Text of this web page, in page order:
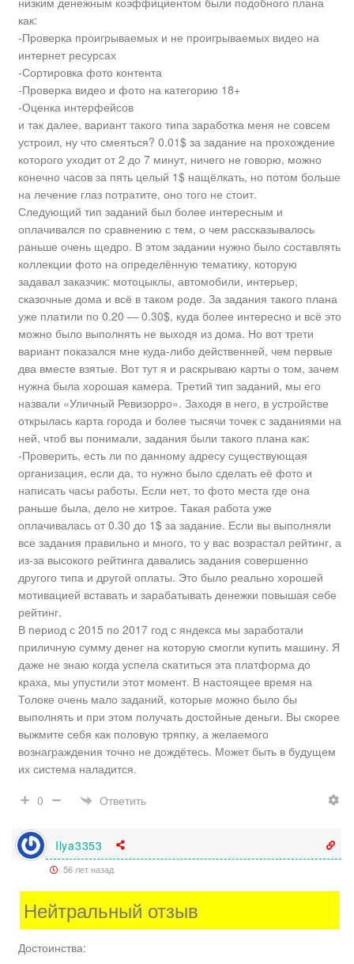
как:
-Проверка проигрываемых и не проигрываемых видео на
интернет ресурсах
-Сортировка фото контента
-Проверка видео и фото на категорию 18+
-Оценка интерфейсов
и так далее, вариант такого типа заработка меня не совсем
устроил, ну что смеяться? 0.01$ за задание на прохождение
которого уходит от 2 до 7 минут, ничего не говорю, можно
конечно часов за пять целый 1$ нащёлкать, но потом больше
на лечение глаз потратите, оно того не стоит.
Следующий тип заданий был более интересным и
оплачивался по сравнению с тем, о чем рассказывалось
раньше очень щедро. В этом задании нужно было составлять
коллекции фото на определённую тематику, которую
задавал заказчик: мотоцыклы, автомобили, интерьер,
сказочные дома и всё в таком роде. За задания такого плана
уже платили по 0.20 — 0.30$, куда более интересно и всё это
можно было выполнять не выходя из дома. Но вот трети
вариант показался мне куда-либо действенней, чем первые
два вместе взятые. Вот тут я и раскрываю карты о том, зачем
нужна была хорошая камера. Третий тип заданий, мы его
назвали «Уличный Ревизорро». Заходя в него, в устройстве
открылась карта города и более тысячи точек с заданиями на
ней, чтоб вы понимали, задания были такого плана как:
-Проверить, есть ли по данному адресу существующая
организация, если да, то нужно было сделать её фото и
написать часы работы. Если нет, то фото места где она
раньше была, дело не хитрое. Такая работа уже
оплачивалась от 0.30 до 1$ за задание. Если вы выполняли
все задания правильно и много, то у вас возрастал рейтинг, а
из-за высокого рейтинга давались задания совершенно
другого типа и другой оплаты. Это было реально хорошей
мотивацией вставать и зарабатывать денежки повышая себе
рейтинг.
В период с 2015 по 2017 год с яндекса мы заработали
приличную сумму денег на которую смогли купить машину. Я
даже не знаю когда успела скатиться эта платформа до
краха, мы упустили этот момент. В настоящее время на
Толоке очень мало заданий, которые можно было бы
выполнять и при этом получать достойные деньги. Вы скорее
выжмите себя как половую тряпку, а желаемого
вознаграждения точно не дождётесь. Может быть в будущем
их система наладится.
0
Ответить
Ilya3353
56 лет назад
Нейтральный отзыв
Достоинства: